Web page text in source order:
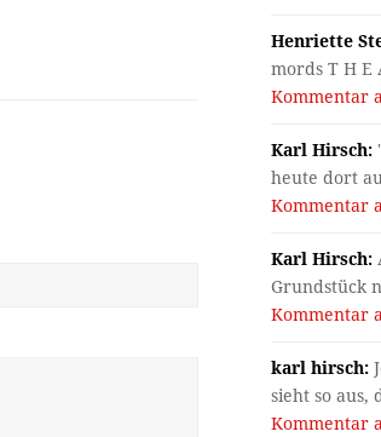
Henriette
mords T H E
Kommentar
Karl Hirsch:
heute dort
Kommentar
Karl Hirsch:
Grundstück
Kommentar
karl hirsch:
sieht so aus,
Kommentar